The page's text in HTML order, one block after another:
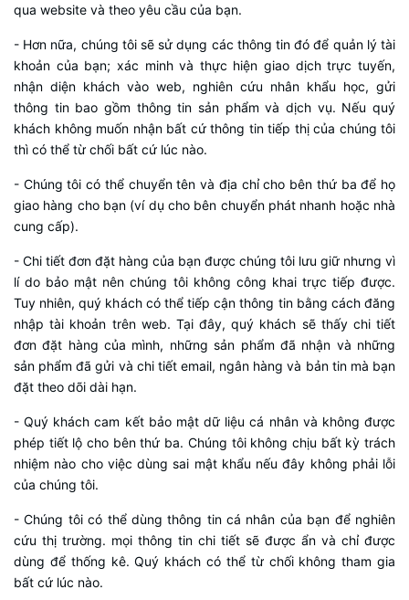
qua website và theo yêu cầu của bạn.
- Hơn nữa, chúng tôi sẽ sử dụng các thông tin đó để quản lý tài
khoản của bạn; xác minh và thực hiện giao dịch trực tuyến,
nhận diện khách vào web, nghiên cứu nhân khẩu học, gửi
thông tin bao gồm thông tin sản phẩm và dịch vụ. Nếu quý
khách không muốn nhận bất cứ thông tin tiếp thị của chúng tôi
thì có thể từ chối bất cứ lúc nào.
- Chúng tôi có thể chuyển tên và địa chỉ cho bên thứ ba để họ
giao hàng cho bạn (ví dụ cho bên chuyển phát nhanh hoặc nhà
cung cấp).
- Chi tiết đơn đặt hàng của bạn được chúng tôi lưu giữ nhưng vì
lí do bảo mật nên chúng tôi không công khai trực tiếp được.
Tuy nhiên, quý khách có thể tiếp cận thông tin bằng cách đăng
nhập tài khoản trên web. Tại đây, quý khách sẽ thấy chi tiết
đơn đặt hàng của mình, những sản phẩm đã nhận và những
sản phẩm đã gửi và chi tiết email, ngân hàng và bản tin mà bạn
đặt theo dõi dài hạn.
- Quý khách cam kết bảo mật dữ liệu cá nhân và không được
phép tiết lộ cho bên thứ ba. Chúng tôi không chịu bất kỳ trách
nhiệm nào cho việc dùng sai mật khẩu nếu đây không phải lỗi
của chúng tôi.
- Chúng tôi có thể dùng thông tin cá nhân của bạn để nghiên
cứu thị trường. mọi thông tin chi tiết sẽ được ẩn và chỉ được
dùng để thống kê. Quý khách có thể từ chối không tham gia
bất cứ lúc nào.